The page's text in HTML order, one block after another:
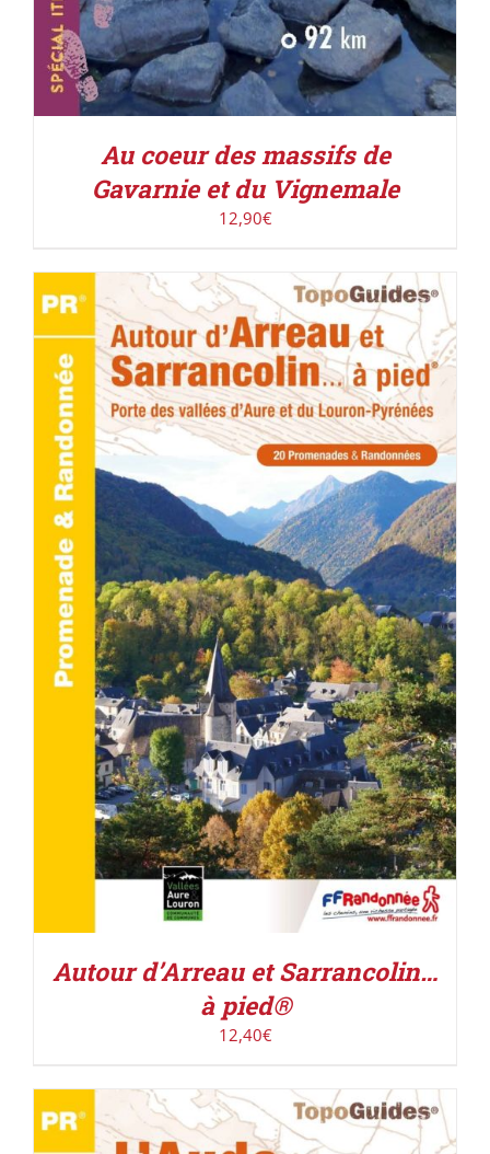
Au coeur des massifs de
Gavarnie et du Vignemale
12,90€
ACHETER LE PRODUIT / DÉTAILS
Autour d’Arreau et Sarrancolin…
à pied®
12,40€